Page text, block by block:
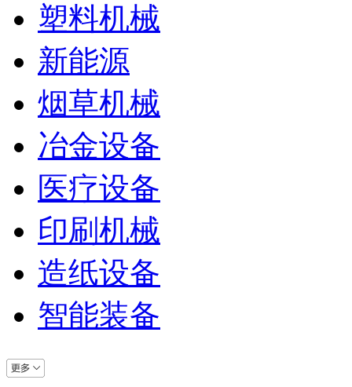
塑料机械
新能源
烟草机械
冶金设备
医疗设备
印刷机械
造纸设备
智能装备